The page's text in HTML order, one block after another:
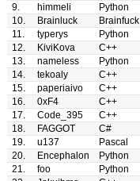
9. himmeli Python
10.
Brainluck Brainfuck
11.
typerys Python
12.
KiviKova C++
13.
nameless Python
14.
tekoaly C++
15.
paperiaivo C++
16.
0xF4 C++
17.
Code_395 C++
18.
FAGGOT C#
19.
u137 Pascal
20.
Encephalon Python
21.
foo Python